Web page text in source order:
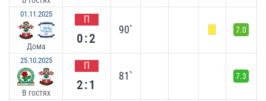
01.11.2025
Дома
П
0:2
90` 7.0
25.10.2025
В гостях
П
2:1
81` 7.3